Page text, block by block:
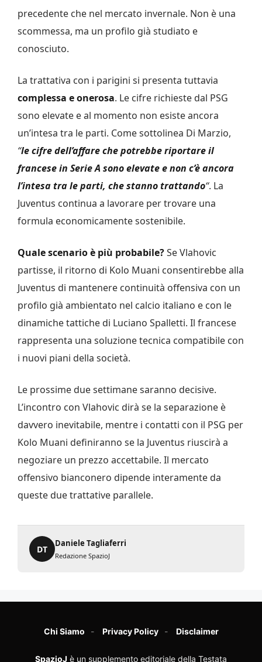
precedente che nel mercato invernale. Non è una
scommessa, ma un profilo già studiato e
conosciuto.
La trattativa con i parigini si presenta tuttavia
complessa e onerosa. Le cifre richieste dal PSG
sono elevate e al momento non esiste ancora
un’intesa tra le parti. Come sottolinea Di Marzio,
“le cifre dell’affare che potrebbe riportare il
francese in Serie A sono elevate e non c’è ancora
l’intesa tra le parti, che stanno trattando“. La
Juventus continua a lavorare per trovare una
formula economicamente sostenibile.
Quale scenario è più probabile?Se Vlahovic
partisse, il ritorno di Kolo Muani consentirebbe alla
Juventus di mantenere continuità offensiva con un
profilo già ambientato nel calcio italiano e con le
dinamiche tattiche di Luciano Spalletti. Il francese
rappresenta una soluzione tecnica compatibile con
i nuovi piani della società.
Le prossime due settimane saranno decisive.
L’incontro con Vlahovic dirà se la separazione è
davvero inevitabile, mentre i contatti con il PSG per
Kolo Muani definiranno se la Juventus riuscirà a
negoziare un prezzo accettabile. Il mercato
offensivo bianconero dipende interamente da
queste due trattative parallele.
DT
Daniele Tagliaferri
Redazione SpazioJ
Chi Siamo Privacy Policy Disclaimer
SpazioJ è un supplemento editoriale della Testata